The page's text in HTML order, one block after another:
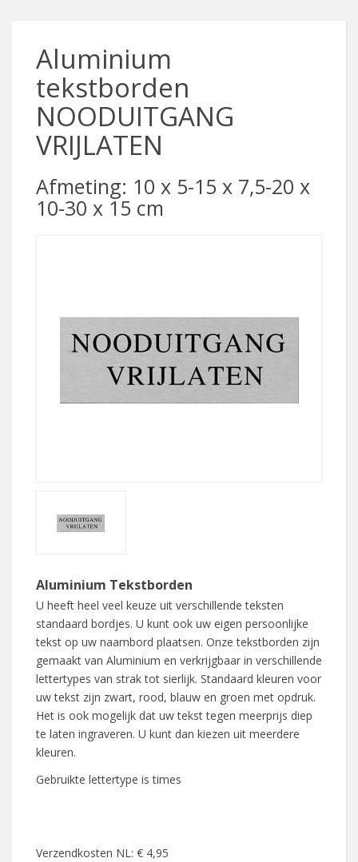
Aluminium
tekstborden
NOODUITGANG
VRIJLATEN
Afmeting: 10 x 5-15 x 7,5-20 x
10-30 x 15 cm
Aluminium Tekstborden
U heeft heel veel keuze uit verschillende teksten
standaard bordjes. U kunt ook uw eigen persoonlijke
tekst op uw naambord plaatsen. Onze tekstborden zijn
gemaakt van Aluminium en verkrijgbaar in verschillende
lettertypes van strak tot sierlijk. Standaard kleuren voor
uw tekst zijn zwart, rood, blauw en groen met opdruk.
Het is ook mogelijk dat uw tekst tegen meerprijs diep
te laten ingraveren. U kunt dan kiezen uit meerdere
kleuren.
Gebruikte lettertype is times
Verzendkosten NL: € 4,95